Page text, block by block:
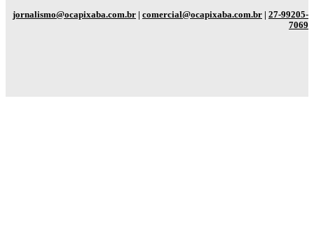
jornalismo@ocapixaba.com.br | comercial@ocapixaba.com.br | 27-99205-
7069